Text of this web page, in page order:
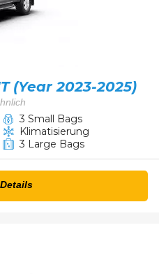
(Year 2023-2025)
3 Small Bags
Klimatisierung
3 Large Bags